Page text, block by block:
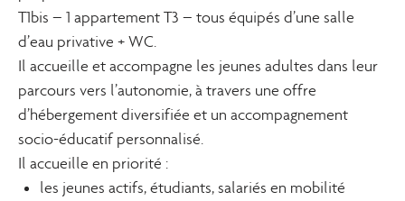
T1bis – 1 appartement T3 – tous équipés d’une salle
d’eau privative + WC.
Il accueille et accompagne les jeunes adultes dans leur
parcours vers l’autonomie, à travers une offre
d’hébergement diversifiée et un accompagnement
socio-éducatif personnalisé.
Il accueille en priorité :
les jeunes actifs, étudiants, salariés en mobilité